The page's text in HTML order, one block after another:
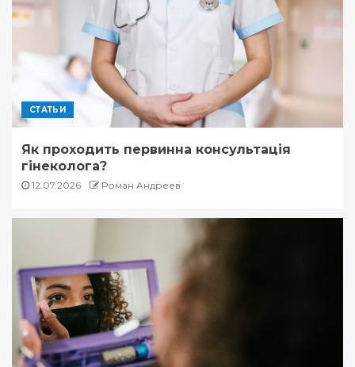
СТАТЬИ
Як проходить первинна консультація
гінеколога?
12.07.2026 Роман Андреев